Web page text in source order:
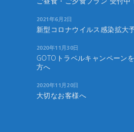
2021年6月2日
新型コロナウイルス感染拡大
2020年11月30日
GOTOトラベルキャンペーン
方へ
2020年11月20日
大切なお客様へ